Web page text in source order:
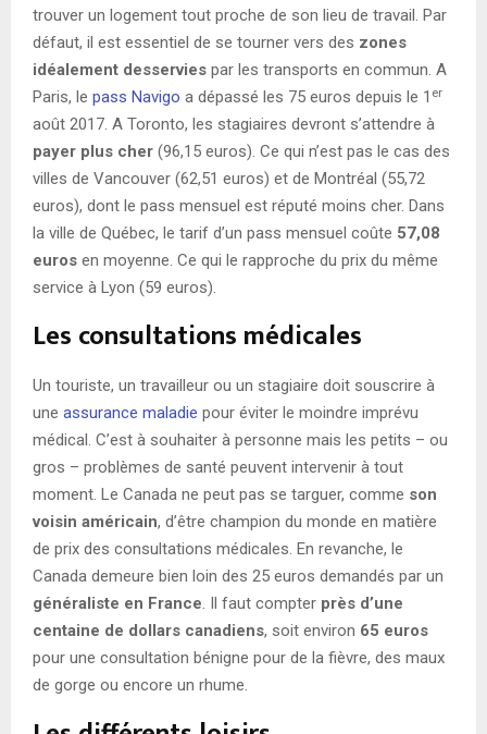
trouver un logement tout proche de son lieu de travail. Par
défaut, il est essentiel de se tourner vers des zones
idéalement desservies par les transports en commun. A
Paris, le pass Navigo a dépassé les 75 euros depuis le 1 er
août 2017. A Toronto, les stagiaires devront s’attendre à
payer plus cher (96,15 euros). Ce qui n’est pas le cas des
villes de Vancouver (62,51 euros) et de Montréal (55,72
euros), dont le pass mensuel est réputé moins cher. Dans
la ville de Québec, le tarif d’un pass mensuel coûte 57,08
euros en moyenne. Ce qui le rapproche du prix du même
service à Lyon (59 euros).
Les consultations médicales
Un touriste, un travailleur ou un stagiaire doit souscrire à
une assurance maladie pour éviter le moindre imprévu
médical. C’est à souhaiter à personne mais les petits – ou
gros – problèmes de santé peuvent intervenir à tout
moment. Le Canada ne peut pas se targuer, comme son
voisin américain, d’être champion du monde en matière
de prix des consultations médicales. En revanche, le
Canada demeure bien loin des 25 euros demandés par un
généraliste en France. Il faut compter près d’une
centaine de dollars canadiens, soit environ 65 euros
pour une consultation bénigne pour de la fièvre, des maux
de gorge ou encore un rhume.